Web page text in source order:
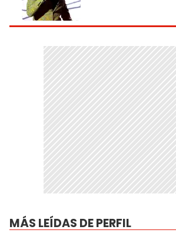
MÁS LEÍDAS DE PERFIL